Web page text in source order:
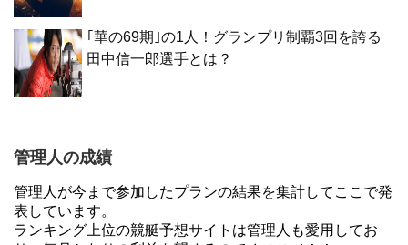
｢華の69期｣の1人！グランプリ制覇3回を誇る
田中信一郎選手とは？
管理人の成績
管理人が今まで参加したプランの結果を集計してここで発
表しています。
ランキング上位の競艇予想サイトは管理人も愛用してお